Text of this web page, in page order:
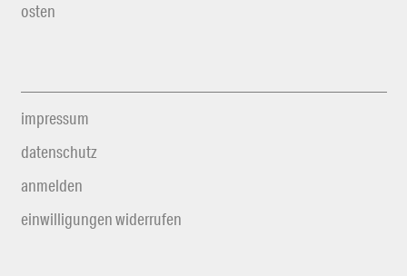
osten
impressum
datenschutz
anmelden
einwilligungen widerrufen